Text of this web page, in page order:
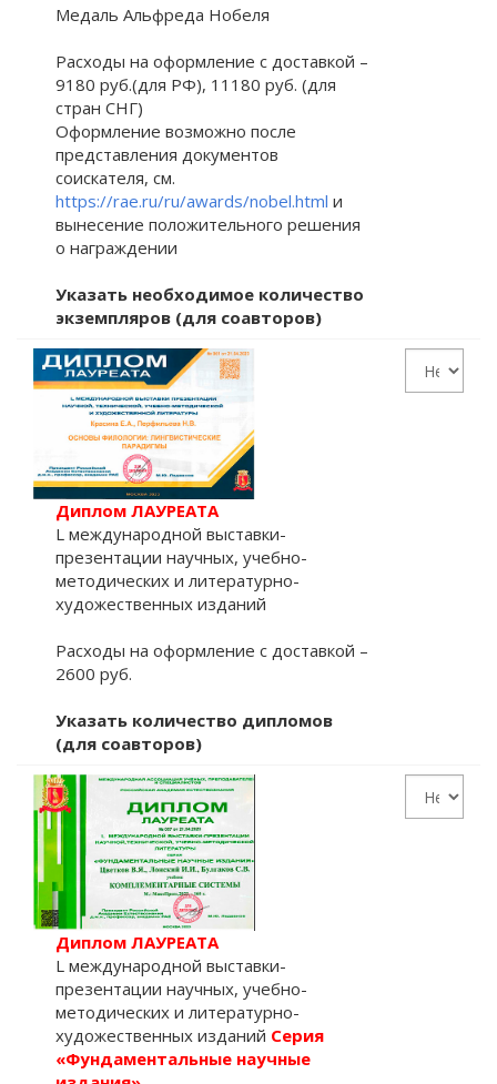
Медаль Альфреда Нобеля
Расходы на оформление с доставкой –
9180 руб.(для РФ), 11180 руб. (для
стран СНГ)
Оформление возможно после
представления документов
соискателя, см.
https://rae.ru/ru/awards/nobel.html и
вынесение положительного решения
о награждении
Указать необходимое количество
экземпляров (для соавторов)
Диплом ЛАУРЕАТА
L международной выставки-
презентации научных, учебно-
методических и литературно-
художественных изданий
Расходы на оформление с доставкой –
2600 руб.
Указать количество дипломов
(для соавторов)
Диплом ЛАУРЕАТА
L международной выставки-
презентации научных, учебно-
методических и литературно-
художественных изданий Серия
«Фундаментальные научные